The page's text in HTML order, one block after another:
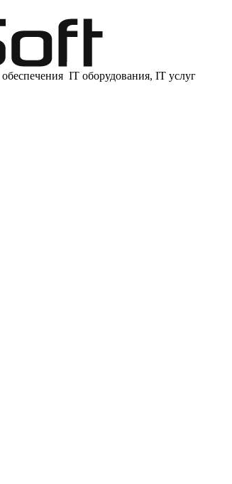
IT оборудования, IT услуг